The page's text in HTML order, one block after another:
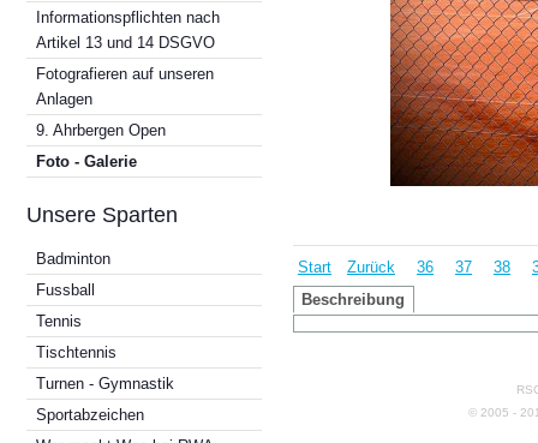
Informationspflichten nach
Artikel 13 und 14 DSGVO
Fotografieren auf unseren
Anlagen
9. Ahrbergen Open
Foto - Galerie
Unsere Sparten
Badminton
Fussball
Tennis
Tischtennis
Turnen - Gymnastik
Sportabzeichen
Start Zurück 36 37 38
Beschreibung
© 2005 -